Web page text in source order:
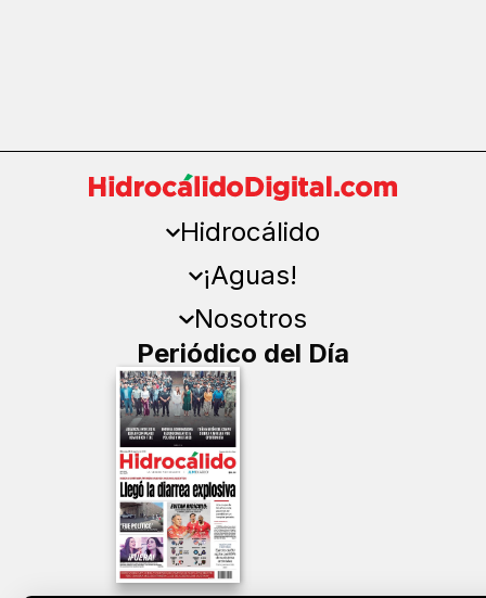
Hidrocálido
¡Aguas!
Nosotros
Periódico del Día